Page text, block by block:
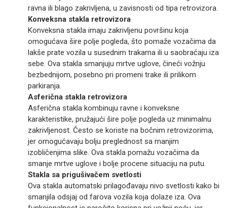
ravna ili blago zakrivljena, u zavisnosti od tipa retrovizora.
Konveksna stakla retrovizora
Konveksna stakla imaju zakrivljenu površinu koja
omogućava šire polje pogleda, što pomaže vozačima da
lakše prate vozila u susednim trakama ili u saobraćaju iza
sebe. Ova stakla smanjuju mrtve uglove, čineći vožnju
bezbednijom, posebno pri promeni trake ili prilikom
parkiranja.
Asferična stakla retrovizora
Asferična stakla kombinuju ravne i konveksne
karakteristike, pružajući šire polje pogleda uz minimalnu
zakrivljenost. Često se koriste na bočnim retrovizorima,
jer omogućavaju bolju preglednost sa manjim
izobličenjima slike. Ova stakla pomažu vozačima da
smanje mrtve uglove i bolje procene situaciju na putu.
Stakla sa prigušivačem svetlosti
Ova stakla automatski prilagođavaju nivo svetlosti kako bi
smanjila odsjaj od farova vozila koja dolaze iza. Ova